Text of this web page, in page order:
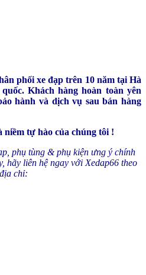
phối xe đạp trên 10 năm tại Hà
Khách hàng hoàn toàn yên
hành và dịch vụ sau bán hàng
niềm tự hào của chúng tôi !
phụ tùng & phụ kiện ưng ý chính
hãy liên hệ ngay với Xedap66 theo
địa chỉ: